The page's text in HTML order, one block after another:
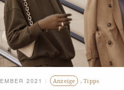
2021 Anzeige ,Tipps